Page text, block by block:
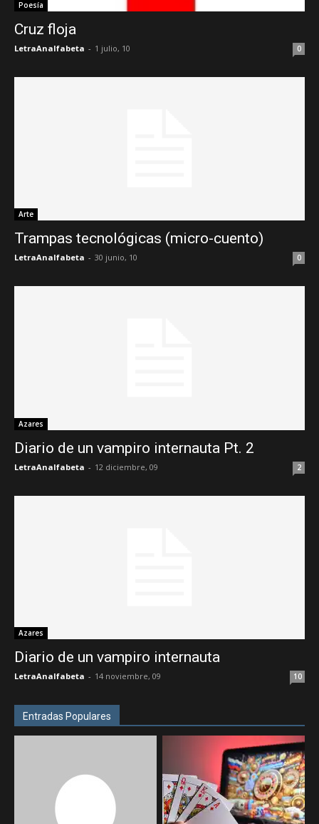
Poesía
Cruz floja
LetraAnalfabeta - 1 julio, 10 0
Arte
Trampas tecnológicas (micro-cuento)
LetraAnalfabeta - 30 junio, 10 0
Azares
Diario de un vampiro internauta Pt. 2
LetraAnalfabeta - 12 diciembre, 09 2
Azares
Diario de un vampiro internauta
LetraAnalfabeta - 14 noviembre, 09 10
Entradas Populares